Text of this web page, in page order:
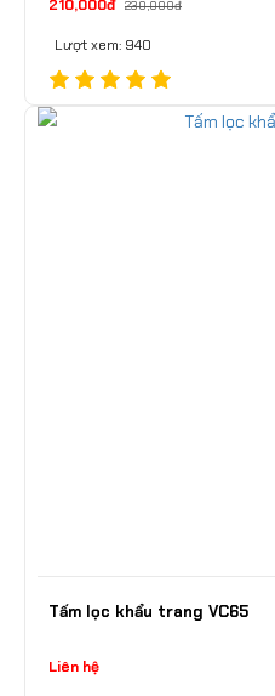
210,000đ 230,000đ
Lượt xem: 940
Tấm lọc khẩu trang VC65
Liên hệ